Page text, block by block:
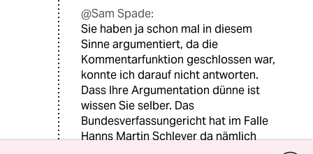
@Sam Spade:
Sie haben ja schon mal in diesem
Sinne argumentiert, da die
Kommentarfunktion geschlossen war,
konnte ich darauf nicht antworten.
Dass Ihre Argumentation dünne ist
wissen Sie selber. Das
Bundesverfassungericht hat im Falle
Hanns Martin Schleyer da nämlich